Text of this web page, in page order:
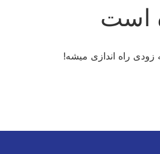
است
راه اندازی میشه!